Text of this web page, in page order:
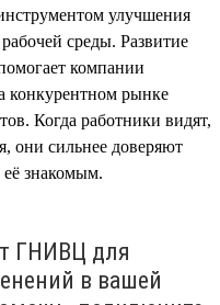
улучшения
среды. Развитие
компании
конкурентном рынке
Когда работники видят,
они сильнее доверяют
знакомым.
ГНИВЦ для
в вашей